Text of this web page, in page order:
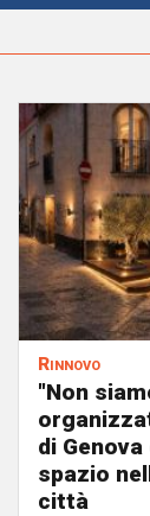
Rinnovo
"Non
di
spazio
città